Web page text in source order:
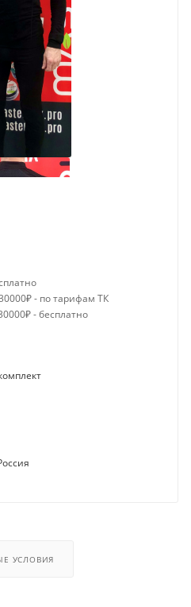
- по тарифам ТК
- бесплатно
УСЛОВИЯ